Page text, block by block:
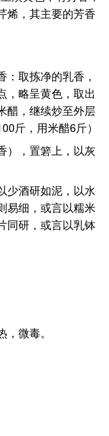
烯，其主要的芳香
取拣净的乳香，
，略呈黄色，取出
醋，继续炒至外层
斤，用米醋6斤）
），置箬上，以灰
少酒研如泥，以水
易细，或言以糯米
同研，或言以乳钵
微毒。